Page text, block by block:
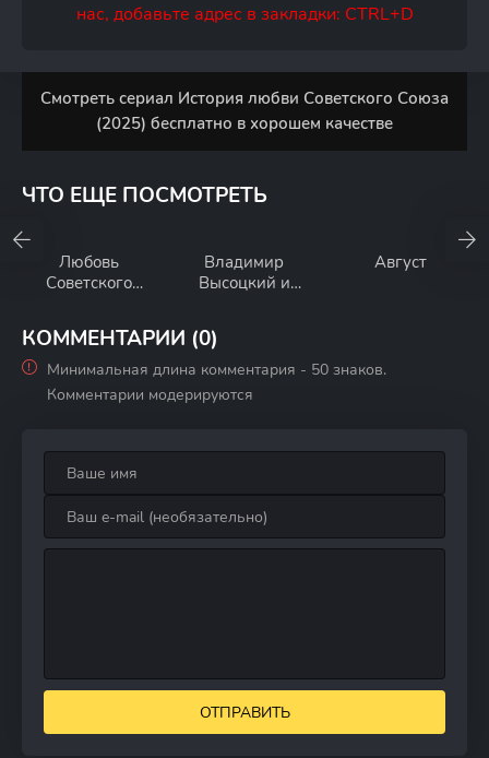
нас, добавьте адрес в закладки: CTRL+D
Смотреть сериал История любви Советского Союза
(2025) бесплатно в хорошем качестве
ЧТО ЕЩЕ ПОСМОТРЕТЬ
Любовь
Советского
Владимир
Высоцкий и
Последний
поцелуй
Август
КОММЕНТАРИИ (0)
Минимальная длина комментария - 50 знаков.
Комментарии модерируются
ОТПРАВИТЬ